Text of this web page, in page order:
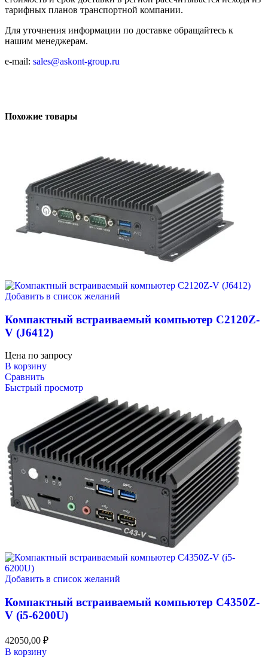
тарифных планов транспортной компании.
Для уточнения информации по доставке обращайтесь к
нашим менеджерам.
e-mail: sales@askont-group.ru
Похожие товары
Добавить в список желаний
Компактный встраиваемый компьютер C2120Z-
V (J6412)
Цена по запросу
В корзину
Сравнить
Быстрый просмотр
Добавить в список желаний
Компактный встраиваемый компьютер C4350Z-
V (i5-6200U)
42050,00 ₽
В корзину